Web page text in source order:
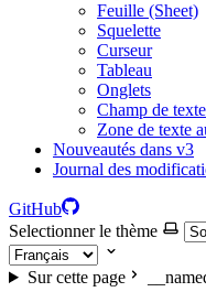
Feuille (Sheet)
Squelette
Curseur
Tableau
Onglets
Champ de texte
Zone de texte
Nouveautés dans v3
Journal des
GitHub
Selectionner le thème
Sur cette page